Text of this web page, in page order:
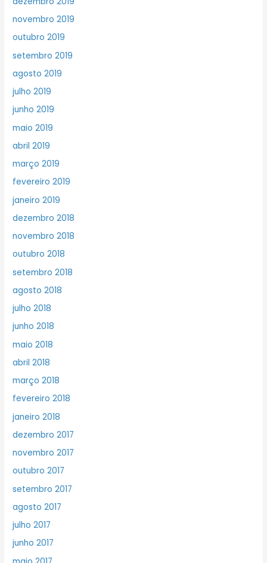
novembro 2019
outubro 2019
setembro 2019
agosto 2019
julho 2019
junho 2019
maio 2019
abril 2019
março 2019
fevereiro 2019
janeiro 2019
dezembro 2018
novembro 2018
outubro 2018
setembro 2018
agosto 2018
julho 2018
junho 2018
maio 2018
abril 2018
março 2018
fevereiro 2018
janeiro 2018
dezembro 2017
novembro 2017
outubro 2017
setembro 2017
agosto 2017
julho 2017
junho 2017